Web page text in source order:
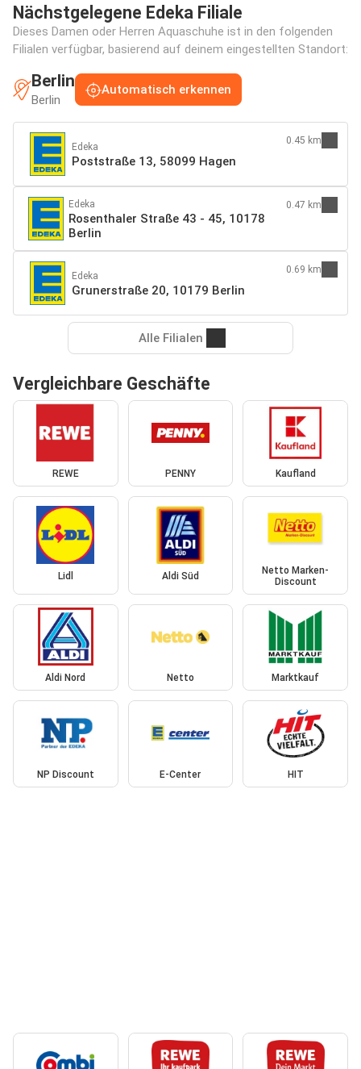
Nächstgelegene Edeka Filiale
Dieses Damen oder Herren Aquaschuhe ist in den folgenden
Filialen verfügbar, basierend auf deinem eingestellten Standort:
Berlin
Berlin
Automatisch erkennen
Edeka
Poststraße 13, 58099 Hagen
0.45 km
Edeka
Rosenthaler Straße 43 - 45, 10178
Berlin
0.47 km
Edeka
Grunerstraße 20, 10179 Berlin
0.69 km
Alle Filialen
Vergleichbare Geschäfte
REWE PENNY Kaufland
Lidl Aldi Süd
Netto Marken-
Discount
Aldi Nord Netto Marktkauf
NP Discount E-Center HIT